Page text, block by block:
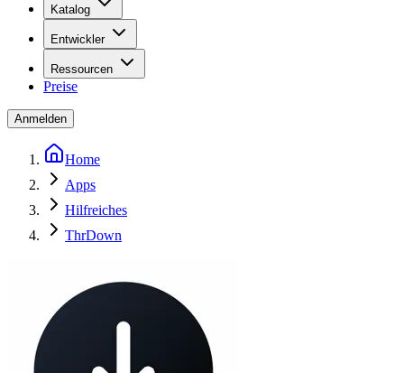
Katalog
Entwickler
Ressourcen
Preise
Anmelden
Home
Apps
Hilfreiches
ThrDown